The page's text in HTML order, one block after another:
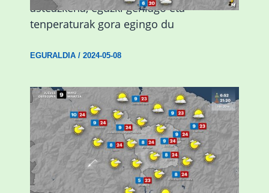
asteazkena, eguzki gehiago eta
tenperaturak gora egingo du
EGURALDIA/ 2024-05-08
Giro eguzkitsua eta tenperatura